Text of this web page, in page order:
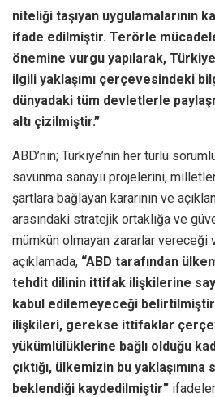
niteliği taşıyan uygulamalarının
ifade edilmiştir. Terörle
önemine vurgu yapılarak,
ilgili yaklaşımı çerçevesindeki
dünyadaki tüm devletlerle
altı çizilmiştir.”
ABD’nin; Türkiye’nin her türlü
savunma sanayii projelerini,
şartlara bağlayan kararının ve
arasındaki stratejik ortaklığa ve
mümkün olmayan zararlar vereceği
açıklamada, “ABD tarafından
tehdit dilinin ittifak ilişkilerine
kabul edilemeyeceği
ilişkileri, gerekse ittifaklar
yükümlülüklerine bağlı olduğu
çıktığı, ülkemizin bu yaklaşımına
beklendiği kaydedilmiştir”